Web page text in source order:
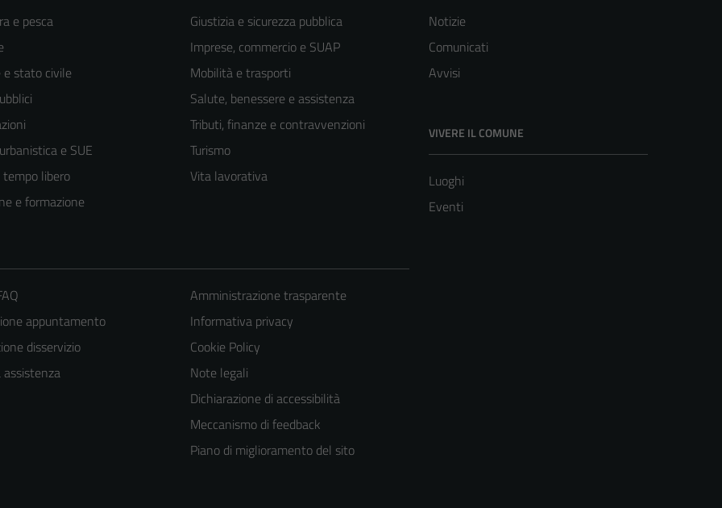
e pesca
e stato civile
e SUE
libero
e formazione
Giustizia e sicurezza pubblica
Imprese, commercio e SUAP
Mobilità e trasporti
Salute, benessere e assistenza
Tributi, finanze e contravvenzioni
Turismo
Vita lavorativa
Notizie
Comunicati
Avvisi
VIVERE IL COMUNE
Luoghi
Eventi
appuntamento
disservizio
Amministrazione trasparente
Informativa privacy
Cookie Policy
Note legali
Dichiarazione di accessibilità
Meccanismo di feedback
Piano di miglioramento del sito
sono necessari